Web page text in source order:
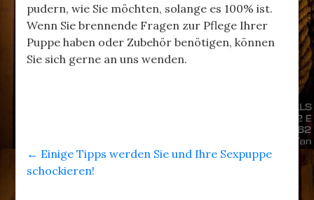
pudern, wie Sie möchten, solange es 100% ist.
Wenn Sie brennende Fragen zur Pflege Ihrer
Puppe haben oder Zubehör benötigen, können
Sie sich gerne an uns wenden.
← Einige Tipps werden Sie und Ihre Sexpuppe
schockieren!